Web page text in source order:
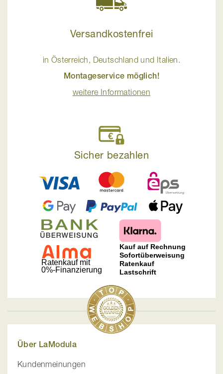
Versandkostenfrei
in Österreich, Deutschland und Italien.
Montageservice möglich!
weitere Informationen
Sicher bezahlen
Über LaModula
Kundenmeinungen